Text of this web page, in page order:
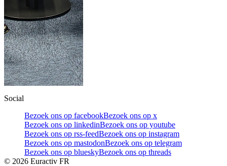
Social
Bezoek ons op facebookBezoek ons op x
Bezoek ons op linkedinBezoek ons op youtube
Bezoek ons op rss-feedBezoek ons op instagram
Bezoek ons op mastodonBezoek ons op telegram
Bezoek ons op blueskyBezoek ons op threads
© 2026 Euractiv FR